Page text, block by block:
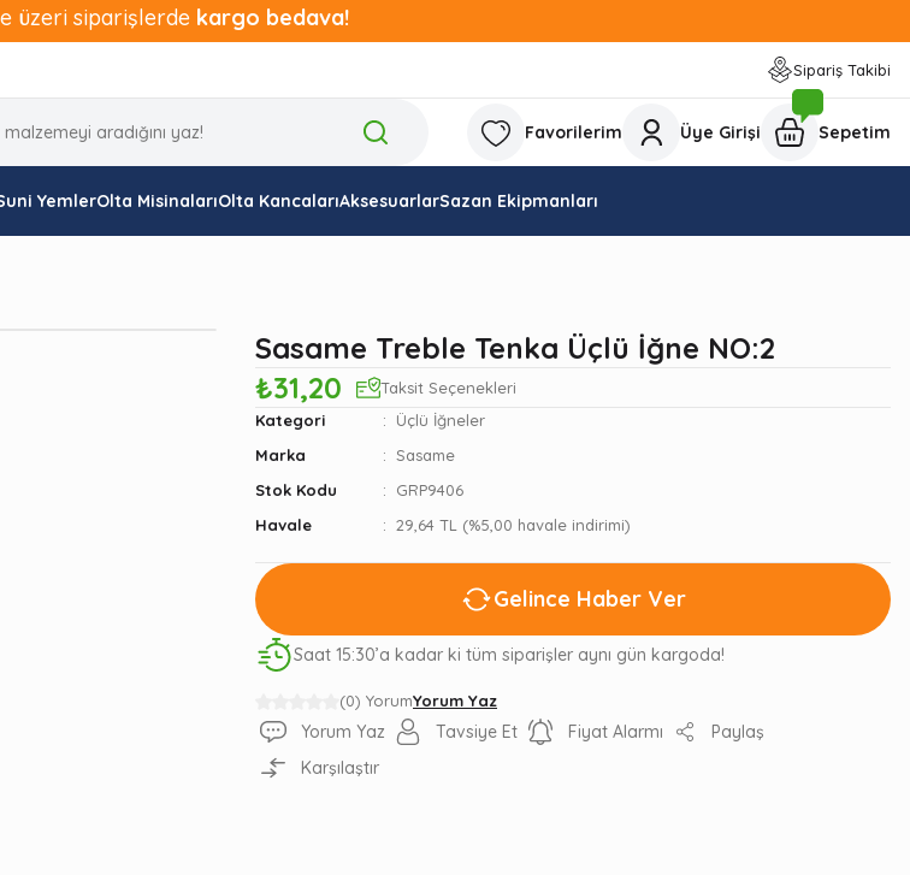
üzeri siparişlerde kargo bedava!
Sipariş Takibi
Favorilerim Üye Girişi Sepetim
YemlerOlta MisinalarıOlta KancalarıAksesuarlarSazan Ekipmanları
(0) YorumYorum Yaz
Sasame Treble Tenka Üçlü İğne NO:2
₺31,20
Taksit Seçenekleri
Kategori
Üçlü İğneler
Marka
Sasame
Stok Kodu
GRP9406
Havale
29,64 TL (%5,00 havale indirimi)
Gelince Haber Ver
Saat 15:30’a kadar ki tüm siparişler aynı gün kargoda!
Yorum Yaz Tavsiye Et Fiyat Alarmı
Paylaş
Karşılaştır